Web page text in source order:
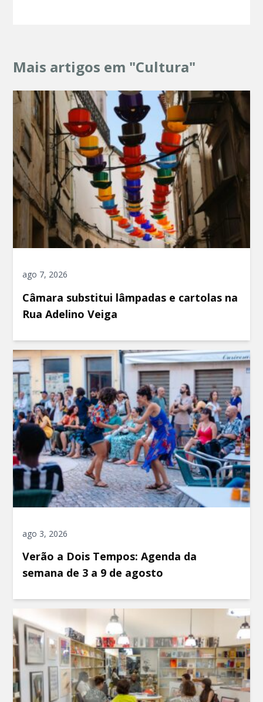
Mais artigos em "Cultura"
ago 7, 2026
Câmara substitui lâmpadas e cartolas na
Rua Adelino Veiga
ago 3, 2026
Verão a Dois Tempos: Agenda da
semana de 3 a 9 de agosto